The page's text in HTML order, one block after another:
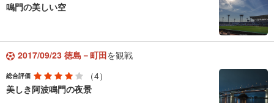
鳴門の美しい空
2017/09/23 徳島－町田を観戦
総合評価
（4）
美しき阿波鳴門の夜景